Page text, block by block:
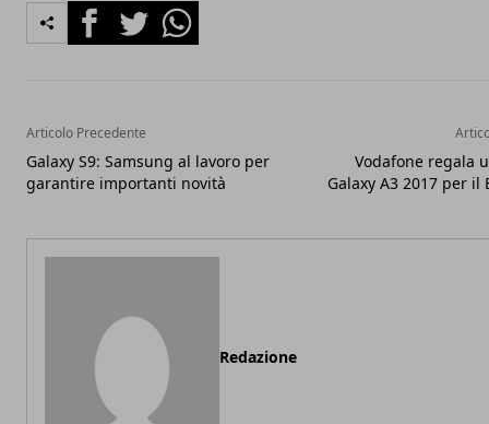
FacebookTwitterWhatsapp
Articolo Precedente
Galaxy S9: Samsung al lavoro per
garantire importanti novità
Vodafone regala
Galaxy A3 2017 per il
Redazione